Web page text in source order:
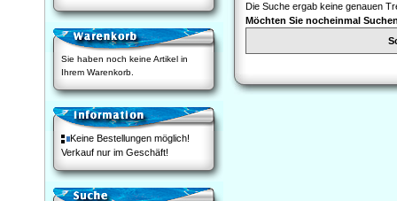
Sie haben noch keine Artikel in
Ihrem Warenkorb.
Keine Bestellungen möglich!
Verkauf nur im Geschäft!
Die Suche ergab keine genauen
Möchten Sie nocheinmal